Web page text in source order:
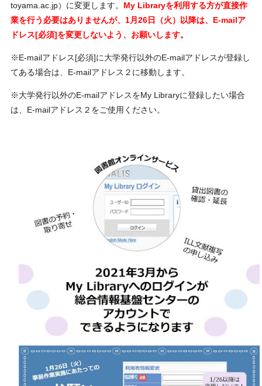
toyama.ac.jp）に変更します。 My Libraryを利用する方が直接作
業を行う必要はありませんが、 1月 26日（火）以降は、 E-mailア
ドレス[必須]を変更しないよう、お願いします。
※E-mailアドレス[必須]に大学発行以外のE-mailアドレスが登録し
てある場合は、 E-mailアドレス２に移動します。
※大学発行以外のE-mailアドレスをMy Libraryに登録したい場合
は、 E-mailアドレス２をご使用ください。